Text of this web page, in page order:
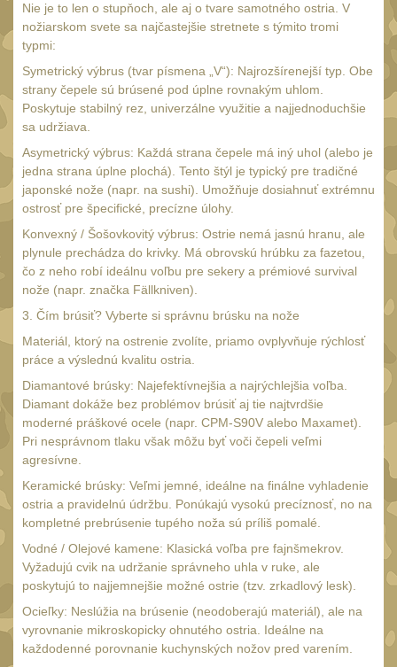
Hunter
BugBuster
Kolimátory
Schmidt&Bender 3
Sightmark19
Vector Optics5
ČIŠTĚNÍ A ÚDRŽBA (65)
Čištění
AR15 14
AK4710
.22
.223 (5.56mm)
.243 .260 (6.5mm) 7
.270 .280 (7mm)
.30 .308 (7.62mm)10
12GA, 20GA14
.40 .41 10
.44 .45
.357 .38 (9mm) 11
1911
Nie je to len o stupňoch, ale aj o tvare samotného ostria. V
nožiarskom svete sa najčastejšie stretnete s týmito tromi
typmi:
Symetrický výbrus (tvar písmena „V“): Najrozšírenejší typ. Obe
strany čepele sú brúsené pod úplne rovnakým uhlom.
Poskytuje stabilný rez, univerzálne využitie a najjednoduchšie
sa udržiava.
Asymetrický výbrus: Každá strana čepele má iný uhol (alebo je
jedna strana úplne plochá). Tento štýl je typický pre tradičné
japonské nože (napr. na sushi). Umožňuje dosiahnuť extrémnu
ostrosť pre špecifické, precízne úlohy.
Konvexný / Šošovkovitý výbrus: Ostrie nemá jasnú hranu, ale
plynule prechádza do krivky. Má obrovskú hrúbku za fazetou,
čo z neho robí ideálnu voľbu pre sekery a prémiové survival
nože (napr. značka Fällkniven).
3. Čím brúsiť? Vyberte si správnu brúsku na nože
Materiál, ktorý na ostrenie zvolíte, priamo ovplyvňuje rýchlosť
práce a výslednú kvalitu ostria.
Diamantové brúsky: Najefektívnejšia a najrýchlejšia voľba.
Diamant dokáže bez problémov brúsiť aj tie najtvrdšie
moderné práškové ocele (napr. CPM-S90V alebo Maxamet).
Pri nesprávnom tlaku však môžu byť voči čepeli veľmi
agresívne.
Keramické brúsky: Veľmi jemné, ideálne na finálne vyhladenie
ostria a pravidelnú údržbu. Ponúkajú vysokú precíznosť, no na
kompletné prebrúsenie tupého noža sú príliš pomalé.
Vodné / Olejové kamene: Klasická voľba pre fajnšmekrov.
Vyžadujú cvik na udržanie správneho uhla v ruke, ale
poskytujú to najjemnejšie možné ostrie (tzv. zrkadlový lesk).
Ocieľky: Neslúžia na brúsenie (neodoberajú materiál), ale na
vyrovnanie mikroskopicky ohnutého ostria. Ideálne na
každodenné porovnanie kuchynských nožov pred varením.